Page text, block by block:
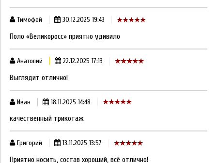
Тимофей 30.12.2025 19:43
Поло «Великоросс» приятно удивило
Анатолий 22.12.2025 17:13
Выглядит отлично!
Иван 18.11.2025 14:48
качественный трикотаж
Григорий 13.11.2025 13:57
Приятно носить, состав хороший, всё отлично!